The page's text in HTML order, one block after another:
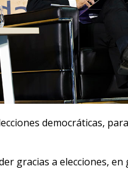
democráticas,
gracias a elecciones, en